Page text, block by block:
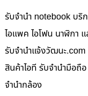
รับจำนำ notebook บริ
ไอแพค ไอโฟน นาฬิกา
รับจํานําแจ้งวัฒนะ
สินค้าไอที รับจำนำมือถื
จำนำกล้อง